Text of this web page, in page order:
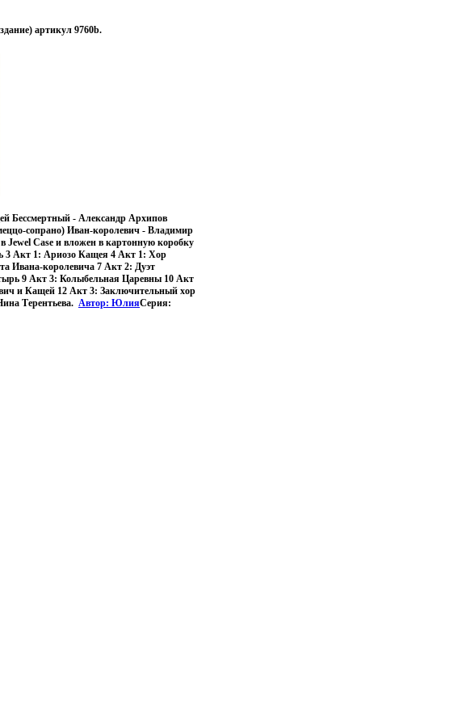
артикул 9760b.
Бессмертный - Александр Архипов
сопрано) Иван-королевич - Владимир
Jewel Case и вложен в картонную коробку
3 Акт 1: Ариозо Кащея 4 Акт 1: Хор
Ивана-королевича 7 Акт 2: Дуэт
9 Акт 3: Колыбельная Царевны 10 Акт
и Кащей 12 Акт 3: Заключительный хор
Терентьева. Автор: ЮлияСерия: